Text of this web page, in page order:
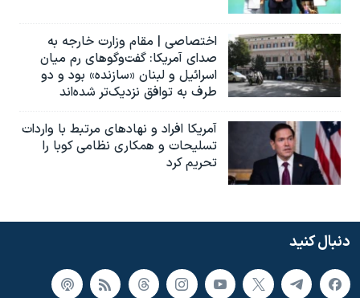
اختصاصی | مقام وزارت خارجه به
صدای آمریکا: گفت‌وگوهای رم میان
اسرائیل و لبنان «سازنده» بود و دو
طرف به توافق نزدیک‌تر شده‌اند
آمریکا افراد و نهادهای مرتبط با واردات
تسلیحات و همکاری نظامی کوبا را
تحریم کرد
دنبال کنید